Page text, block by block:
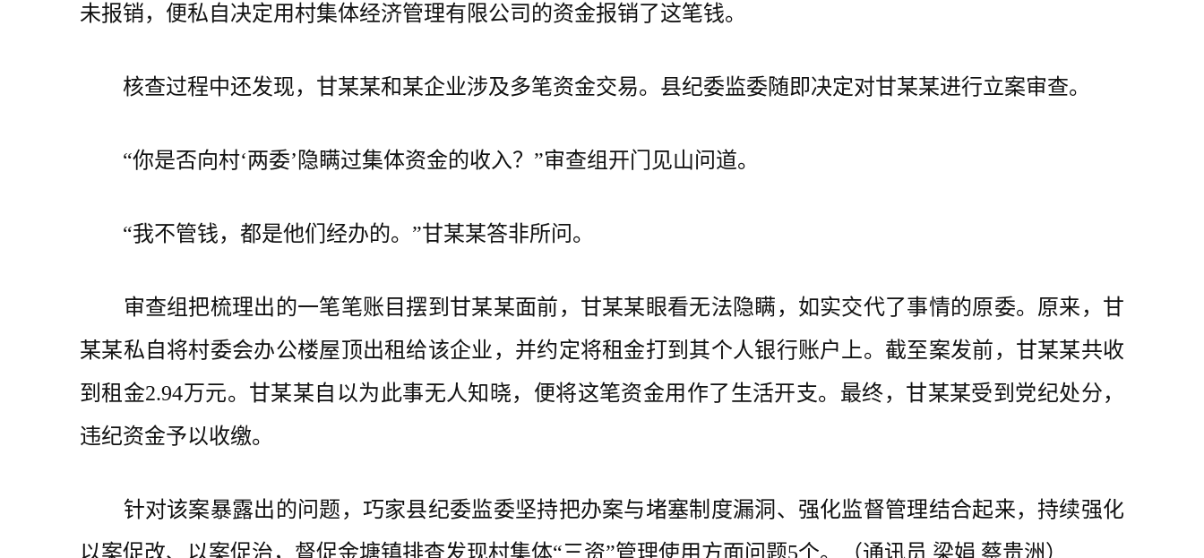
未报销，便私自决定用村集体经济管理有限公司的资金报销了这笔钱。
核查过程中还发现，甘某某和某企业涉及多笔资金交易。县纪委监委随即决定对甘某某进行立案审查。
“你是否向村‘两委’隐瞒过集体资金的收入？”审查组开门见山问道。
“我不管钱，都是他们经办的。”甘某某答非所问。
审查组把梳理出的一笔笔账目摆到甘某某面前，甘某某眼看无法隐瞒，如实交代了事情的原委。原来，甘
某某私自将村委会办公楼屋顶出租给该企业，并约定将租金打到其个人银行账户上。截至案发前，甘某某共收
到租金2.94万元。甘某某自以为此事无人知晓，便将这笔资金用作了生活开支。最终，甘某某受到党纪处分，
违纪资金予以收缴。
针对该案暴露出的问题，巧家县纪委监委坚持把办案与堵塞制度漏洞、强化监督管理结合起来，持续强化
以案促改、以案促治，督促金塘镇排查发现村集体“三资”管理使用方面问题5个。（通讯员 梁娟 蔡贵洲）